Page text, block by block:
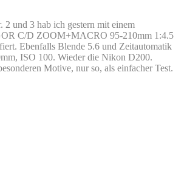
2 und 3 hab ich gestern mit einem
C/D ZOOM+MACRO 95-210mm 1:4.5
Ebenfalls Blende 5.6 und Zeitautomatik
ISO 100. Wieder die Nikon D200.
Motive, nur so, als einfacher Test.